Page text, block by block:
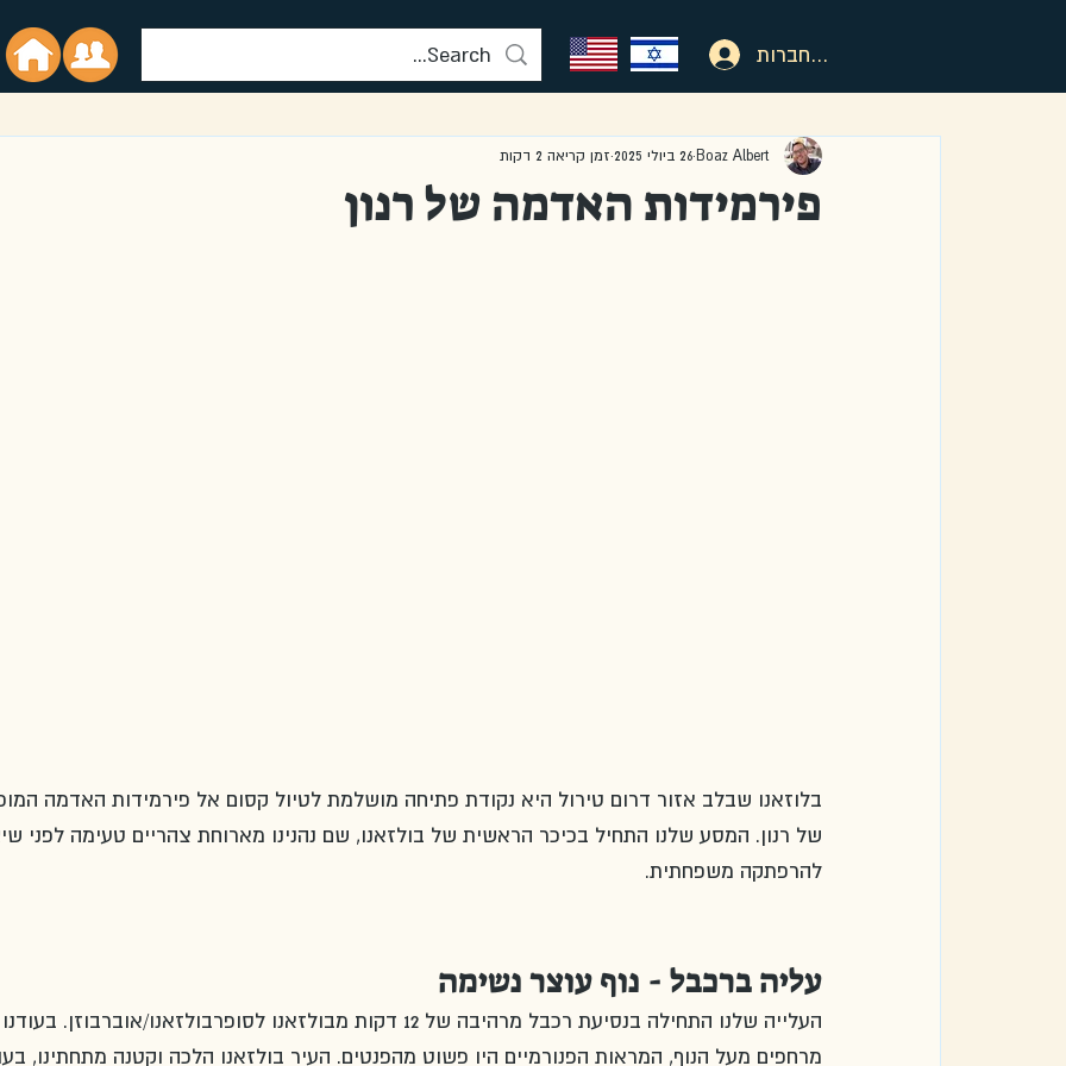
להתחברות
פירמידות האדמה של רנון
Boaz Albert 26 ביולי 2025 זמן קריאה 2 דקות
בלוזאנו שבלב אזור דרום טירול היא נקודת פתיחה מושלמת לטיול קסום אל פירמידות האדמה
של רנון. המסע שלנו התחיל בכיכר הראשית של בולזאנו, שם נהנינו מארוחת צהריים טעימה לפני
להרפתקה משפחתית.
עליה ברכבל - נוף עוצר נשימה
העלייה שלנו התחילה בנסיעת רכבל מרהיבה של 12 דקות מבולזאנו לסופרבולזאנו/אוברבוזן. בעודנו
מרחפים מעל הנוף, המראות הפנורמיים היו פשוט מהפנטים. העיר בולזאנו הלכה וקטנה מתחתינו,